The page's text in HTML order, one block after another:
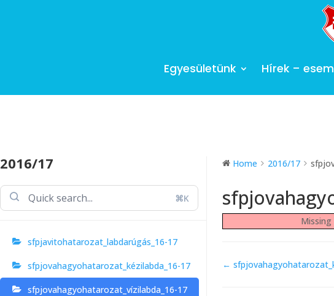
Egyesületünk Hírek –
2016/17
⌘K
sfpjavitohatarozat_labdarúgás_16-17
sfpjovahagyohatarozat_kézilabda_16-17
sfpjovahagyohatarozat_vízilabda_16-17
Home 2016/17
Doc
←